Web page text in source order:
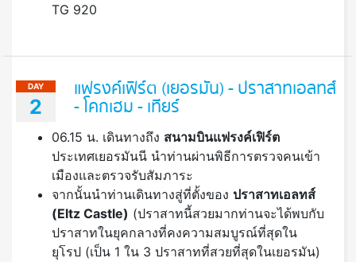
TG 920
DAY
2
แฟรงค์เฟิร์ต (เยอรมัน) - ปราสาทเอลทส์
- โคกเฮม - เทียร์
06.15 น. เดินทางถึง สนามบินแฟรงค์เฟิร์ต
ประเทศเยอรมันนี นำท่านผ่านพิธีการตรวจคนเข้า
เมืองและตรวจรับสัมภาระ
จากนั้นนำท่านเดินทางสู่ที่ตั้งของ ปราสาทเอลทส์
(Eltz Castle) (ปราสาทนี้สวยมากท่านจะได้พบกับ
ปราสาทในยุคกลางที่คงความสมบูรณ์ที่สุดใน
ยุโรป (เป็น 1 ใน 3 ปราสาทที่สวยที่สุดในเยอรมัน)